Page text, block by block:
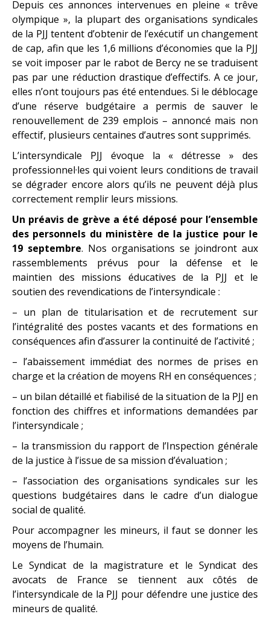
Depuis ces annonces intervenues en pleine « trêve
olympique », la plupart des organisations syndicales
de la PJJ tentent d’obtenir de l’exécutif un changement
de cap, afin que les 1,6 millions d’économies que la PJJ
se voit imposer par le rabot de Bercy ne se traduisent
pas par une réduction drastique d’effectifs. A ce jour,
elles n’ont toujours pas été entendues. Si le déblocage
d’une réserve budgétaire a permis de sauver le
renouvellement de 239 emplois – annoncé mais non
effectif, plusieurs centaines d’autres sont supprimés.
L’intersyndicale PJJ évoque la « détresse » des
professionnel·les qui voient leurs conditions de travail
se dégrader encore alors qu’ils ne peuvent déjà plus
correctement remplir leurs missions.
Un préavis de grève a été déposé pour l’ensemble
des personnels du ministère de la justice pour le
19 septembre. Nos organisations se joindront aux
rassemblements prévus pour la défense et le
maintien des missions éducatives de la PJJ et le
soutien des revendications de l’intersyndicale :
– un plan de titularisation et de recrutement sur
l’intégralité des postes vacants et des formations en
conséquences afin d’assurer la continuité de l’activité ;
– l’abaissement immédiat des normes de prises en
charge et la création de moyens RH en conséquences ;
– un bilan détaillé et fiabilisé de la situation de la PJJ en
fonction des chiffres et informations demandées par
l’intersyndicale ;
– la transmission du rapport de l’Inspection générale
de la justice à l’issue de sa mission d’évaluation ;
– l’association des organisations syndicales sur les
questions budgétaires dans le cadre d’un dialogue
social de qualité.
Pour accompagner les mineurs, il faut se donner les
moyens de l’humain.
Le Syndicat de la magistrature et le Syndicat des
avocats de France se tiennent aux côtés de
l’intersyndicale de la PJJ pour défendre une justice des
mineurs de qualité.